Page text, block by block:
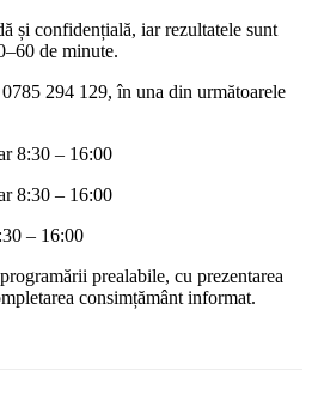
și confidențială, iar rezultatele sunt
de minute.
294 129, în una din următoarele
8:30 – 16:00
8:30 – 16:00
– 16:00
prealabile, cu prezentarea
consimțământ informat.